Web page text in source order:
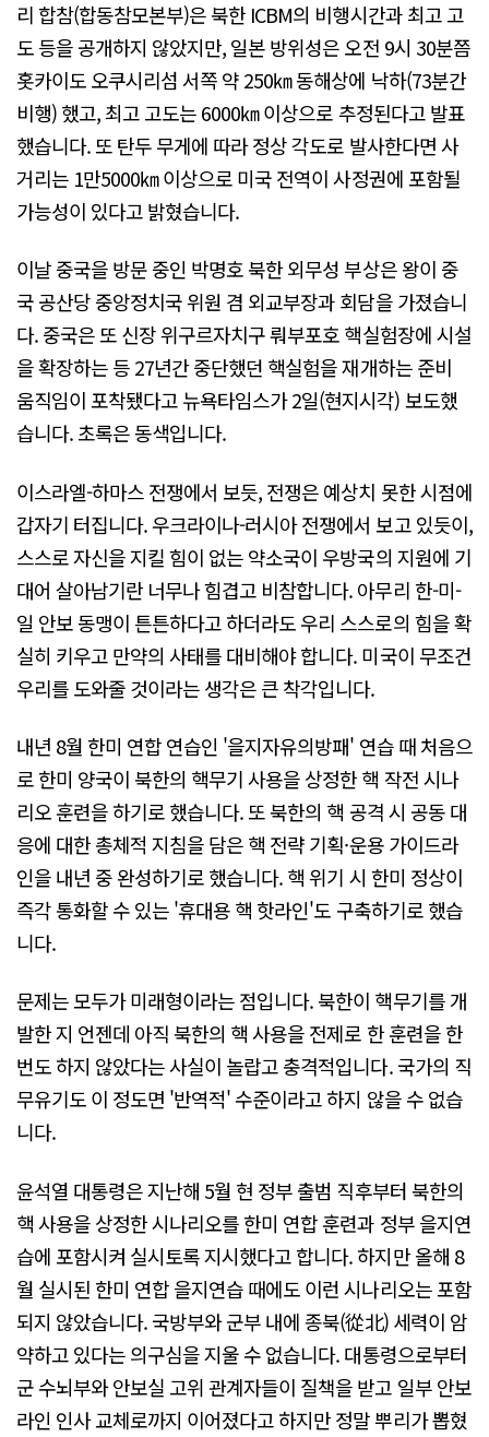
리 합참(합동참모본부)은 북한 ICBM의 비행시간과 최고 고
도 등을 공개하지 않았지만, 일본 방위성은 오전 9시 30분쯤
홋카이도 오쿠시리섬 서쪽 약 250㎞ 동해상에 낙하(73분간
비행) 했고, 최고 고도는 6000㎞ 이상으로 추정된다고 발표
했습니다. 또 탄두 무게에 따라 정상 각도로 발사한다면 사
거리는 1만5000㎞ 이상으로 미국 전역이 사정권에 포함될
가능성이 있다고 밝혔습니다.
이날 중국을 방문 중인 박명호 북한 외무성 부상은 왕이 중
국 공산당 중앙정치국 위원 겸 외교부장과 회담을 가졌습니
다. 중국은 또 신장 위구르자치구 뤄부포호 핵실험장에 시설
을 확장하는 등 27년간 중단했던 핵실험을 재개하는 준비
움직임이 포착됐다고 뉴욕타임스가 2일(현지시각) 보도했
습니다. 초록은 동색입니다.
이스라엘-하마스 전쟁에서 보듯, 전쟁은 예상치 못한 시점에
갑자기 터집니다. 우크라이나-러시아 전쟁에서 보고 있듯이,
스스로 자신을 지킬 힘이 없는 약소국이 우방국의 지원에 기
대어 살아남기란 너무나 힘겹고 비참합니다. 아무리 한-미-
일 안보 동맹이 튼튼하다고 하더라도 우리 스스로의 힘을 확
실히 키우고 만약의 사태를 대비해야 합니다. 미국이 무조건
우리를 도와줄 것이라는 생각은 큰 착각입니다.
내년 8월 한미 연합 연습인 '을지자유의방패' 연습 때 처음으
로 한미 양국이 북한의 핵무기 사용을 상정한 핵 작전 시나
리오 훈련을 하기로 했습니다. 또 북한의 핵 공격 시 공동 대
응에 대한 총체적 지침을 담은 핵 전략 기획·운용 가이드라
인을 내년 중 완성하기로 했습니다. 핵 위기 시 한미 정상이
즉각 통화할 수 있는 '휴대용 핵 핫라인'도 구축하기로 했습
니다.
문제는 모두가 미래형이라는 점입니다. 북한이 핵무기를 개
발한 지 언젠데 아직 북한의 핵 사용을 전제로 한 훈련을 한
번도 하지 않았다는 사실이 놀랍고 충격적입니다. 국가의 직
무유기도 이 정도면 '반역적' 수준이라고 하지 않을 수 없습
니다.
윤석열 대통령은 지난해 5월 현 정부 출범 직후부터 북한의
핵 사용을 상정한 시나리오를 한미 연합 훈련과 정부 을지연
습에 포함시켜 실시토록 지시했다고 합니다. 하지만 올해 8
월 실시된 한미 연합 을지연습 때에도 이런 시나리오는 포함
되지 않았습니다. 국방부와 군부 내에 종북(從北) 세력이 암
약하고 있다는 의구심을 지울 수 없습니다. 대통령으로부터
군 수뇌부와 안보실 고위 관계자들이 질책을 받고 일부 안보
라인 인사 교체로까지 이어졌다고 하지만 정말 뿌리가 뽑혔